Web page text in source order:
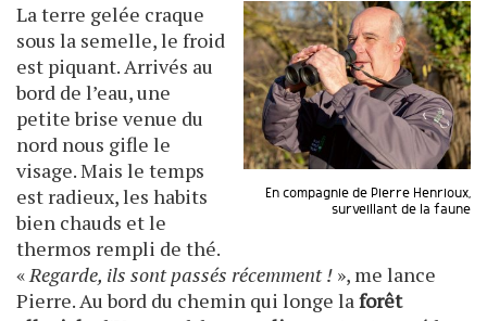
En compagnie de Pierre Henrioux,
surveillant de la faune
La terre gelée craque
sous la semelle, le froid
est piquant. Arrivés au
bord de l’eau, une
petite brise venue du
nord nous gifle le
visage. Mais le temps
est radieux, les habits
bien chauds et le
thermos rempli de thé.
«Regarde, ils sont passés récemment ! », me lance
Pierre. Au bord du chemin qui longe laforêt